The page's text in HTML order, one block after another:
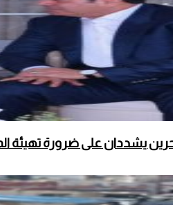
يشددان على ضرورة تهيئة